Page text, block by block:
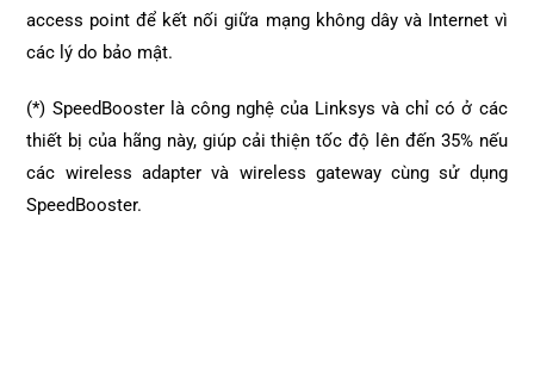
access point để kết nối giữa mạng không dây và Internet vì
các lý do bảo mật.
(*) SpeedBooster là công nghệ của Linksys và chỉ có ở các
thiết bị của hãng này, giúp cải thiện tốc độ lên đến 35% nếu
các wireless adapter và wireless gateway cùng sử dụng
SpeedBooster.